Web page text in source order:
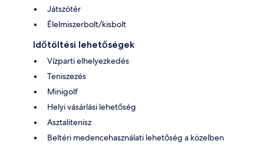
Játszótér
Élelmiszerbolt/kisbolt
Időtöltési lehetőségek
Vízparti elhelyezkedés
Teniszezés
Minigolf
Helyi vásárlási lehetőség
Asztalitenisz
Beltéri medencehasználati lehetőség a közelben